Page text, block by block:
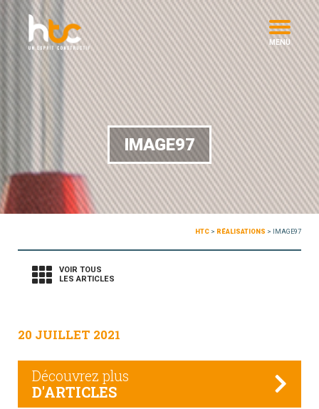
MENU
IMAGE97
HTC > RÉALISATIONS > IMAGE97
VOIR TOUS
LES ARTICLES
20 JUILLET 2021
Découvrez plus
D'ARTICLES